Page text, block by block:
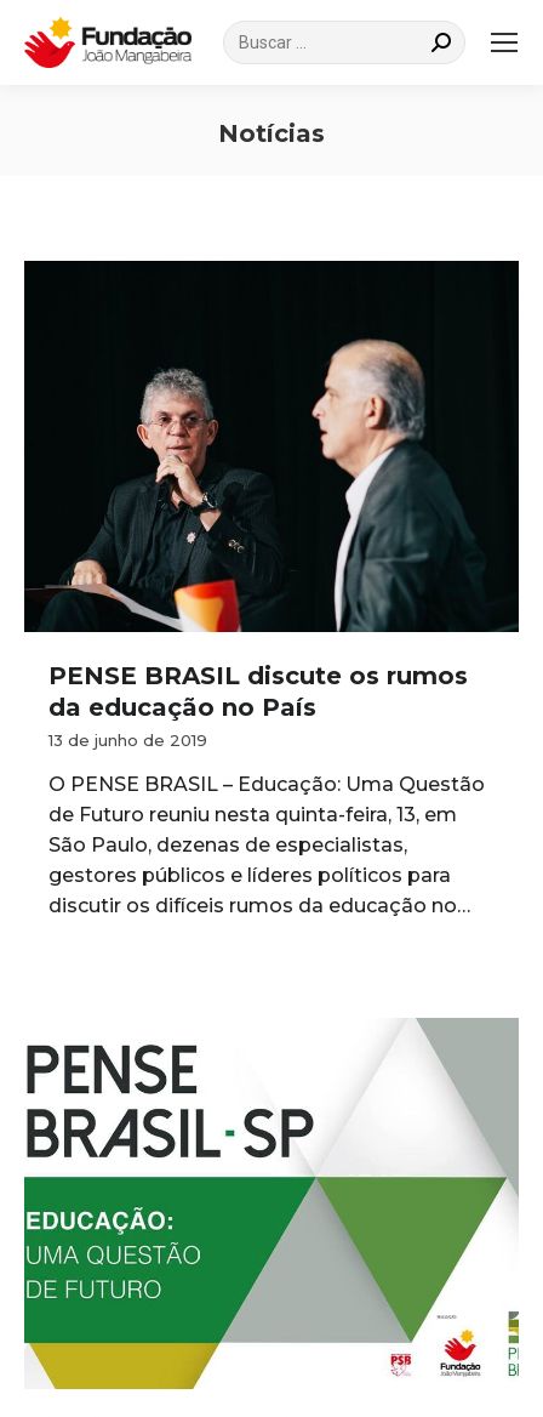
Search:
Notícias
PENSE BRASIL discute os rumos
da educação no País
13 de junho de 2019
O PENSE BRASIL – Educação: Uma Questão
de Futuro reuniu nesta quinta-feira, 13, em
São Paulo, dezenas de especialistas,
gestores públicos e líderes políticos para
discutir os difíceis rumos da educação no…